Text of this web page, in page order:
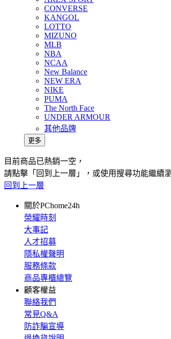
CONVERSE
KANGOL
LOTTO
MIZUNO
MLB
NBA
NCAA
New Balance
NEW ERA
NIKE
PUMA
The North Face
UNDER ARMOUR
其他品牌
更多
目前商品已熱銷一空，
請點擊「回到上一層」，或使用搜尋功能繼續
回到上一層
關於PChome24h
榮耀時刻
大事記
人才招募
隱私權聲明
服務條款
商品專櫃總覽
顧客權益
聯絡我們
常見Q&A
防詐騙宣導